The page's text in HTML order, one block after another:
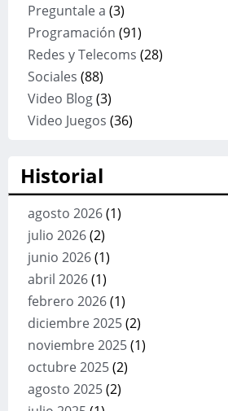
Preguntale a (3)
Programación (91)
Redes y Telecoms (28)
Sociales (88)
Video Blog(3)
Video Juegos (36)
Historial
agosto 2026(1)
julio 2026(2)
junio 2026(1)
abril 2026(1)
febrero 2026(1)
diciembre 2025(2)
noviembre 2025(1)
octubre 2025(2)
agosto 2025(2)